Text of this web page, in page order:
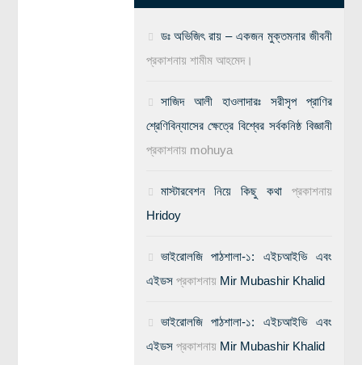
ডঃ অভিজিৎ রায় – একজন মুক্তমনার জীবনী
প্রকাশনায় শামীম আহমেদ।
সাজিদ আলী হাওলাদারঃ সরীসৃপ প্রাণির
শ্রেণিবিন্যাসের ক্ষেত্রে বিশ্বের সর্বকনিষ্ঠ বিজ্ঞানী
প্রকাশনায় mohuya
মাস্টারবেশন নিয়ে কিছু কথাপ্রকাশনায়
Hridoy
ভাইরোলজি পাঠশালা-১: এইচআইভি এবং
এইডসপ্রকাশনায় Mir Mubashir Khalid
ভাইরোলজি পাঠশালা-১: এইচআইভি এবং
এইডসপ্রকাশনায় Mir Mubashir Khalid